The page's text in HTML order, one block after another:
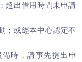
超出借用時間未申請
；或經本中心認定不
時，請事先提出申